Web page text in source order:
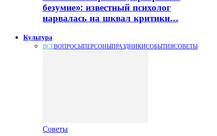
безумие»: известный психолог
нарвалась на шквал критики…
Культура
ВСЕВОПРОСЫПЕРСОНЫПРАЗДНИКИСОБЫТИЯСОВЕТЫ
Советы